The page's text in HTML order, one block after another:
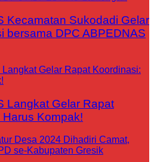
Kecamatan Sukodadi Gelar
bersama DPC ABPEDNAS
Langkat Gelar Rapat
Kompak!